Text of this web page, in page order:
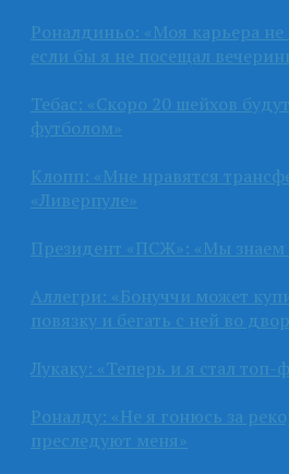
Роналдиньо: «Моя карьера
если бы я не посещал
Тебас: «Скоро 20 шейхов
футболом»
Клопп: «Мне нравятся
«Ливерпуле»
Президент «ПСЖ»: «Мы знаем
Аллегри: «Бонуччи может
повязку и бегать с ней во
Лукаку: «Теперь и я стал
Роналду: «Не я гонюсь за
преследуют меня»